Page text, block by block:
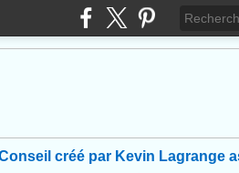
créé par Kevin Lagrange